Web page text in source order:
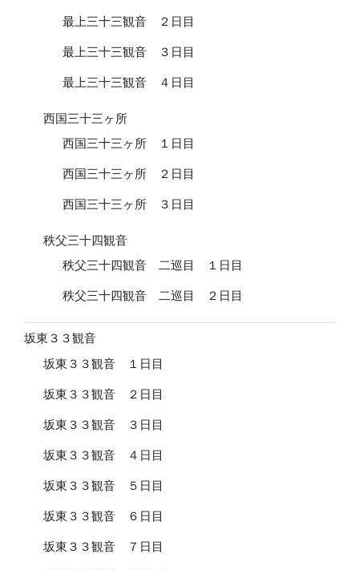
最上三十三観音 ２日目
最上三十三観音 ３日目
最上三十三観音 ４日目
西国三十三ヶ所
西国三十三ヶ所 １日目
西国三十三ヶ所 ２日目
西国三十三ヶ所 ３日目
秩父三十四観音
秩父三十四観音 二巡目 １日目
秩父三十四観音 二巡目 ２日目
坂東３３観音
坂東３３観音 １日目
坂東３３観音 ２日目
坂東３３観音 ３日目
坂東３３観音 ４日目
坂東３３観音 ５日目
坂東３３観音 ６日目
坂東３３観音 ７日目